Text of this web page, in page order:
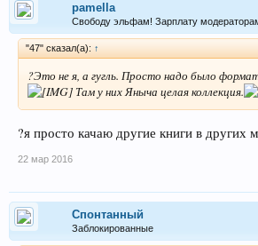
pamella
Свободу эльфам! Зарплату
"47" сказал(а): ↑
?Это не я, а гугль. Просто надо было
Там у них Яныча целая коллекция.
?я просто качаю другие книги в других
22 мар 2016
Спонтанный
Заблокированные